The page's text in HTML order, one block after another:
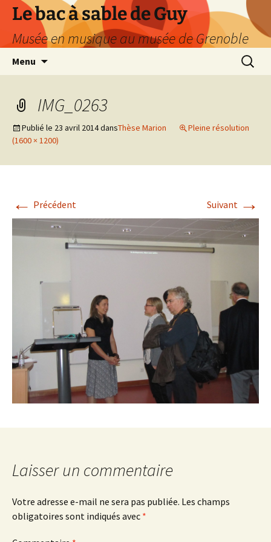
Le bac à sable de Guy
Musée en musique au musée de Grenoble
Menu
IMG_0263
Publié le 23 avril 2014dansThèse Marion
Pleine résolution
(1600 × 1200)
← Précédent Suivant →
Laisser un commentaire
Votre adresse e-mail ne sera pas publiée. Les champs
obligatoires sont indiqués avec *